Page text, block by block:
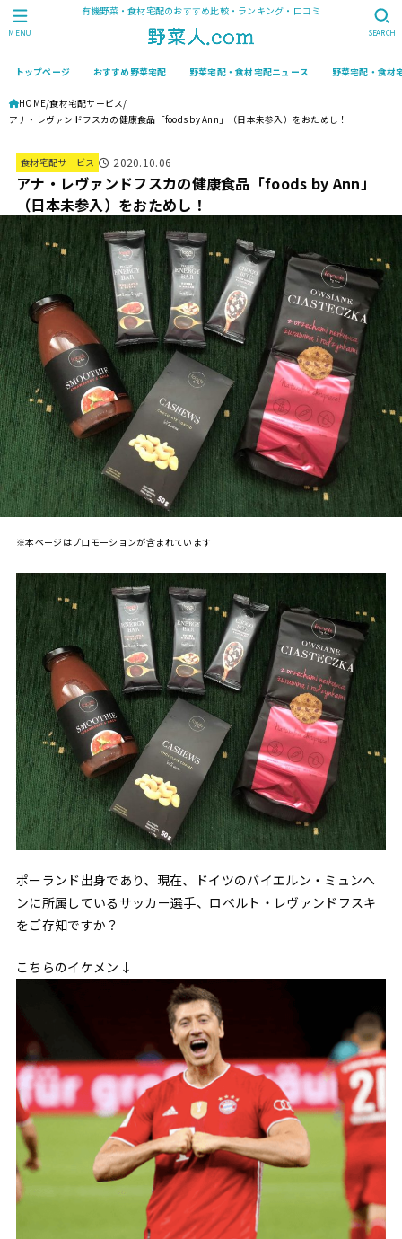
有機野菜・食材宅配のおすすめ比較・ランキング・口コミ
トップページ おすすめ野菜宅配 野菜宅配・食材宅配ニュース 野菜宅配・食材
SEARCH
MENU
HOME 食材宅配サービス
アナ・レヴァンドフスカの健康食品「foods by Ann」（日本未参入）をおためし！
食材宅配サービス 2020.10.06
アナ・レヴァンドフスカの健康食品「foods by Ann」
（日本未参入）をおためし！
※本ページはプロモーションが含まれています
ポーランド出身であり、現在、ドイツのバイエルン・ミュンヘ
ンに所属しているサッカー選手、ロベルト・レヴァンドフスキ
をご存知ですか？
こちらのイケメン↓